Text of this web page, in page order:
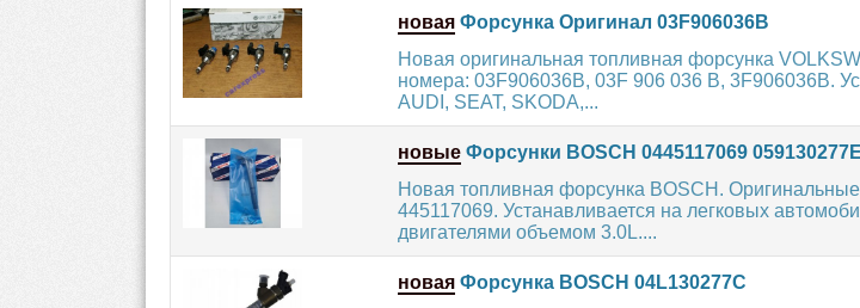
новая Форсунка Оригинал 03F906036B
Новая оригинальная топливная форсунка
номера: 03F906036B, 03F 906 036 B, 3F906036B.
AUDI, SEAT, SKODA,...
новые Форсунки BOSCH 0445117069
Новая топливная форсунка BOSCH.
445117069. Устанавливается на легковых
двигателями объемом 3.0L....
новая Форсунка BOSCH 04L130277C